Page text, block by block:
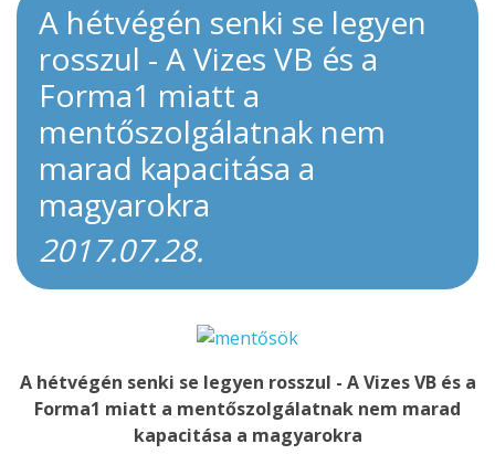
A hétvégén senki se legyen
rosszul - A Vizes VB és a
Forma1 miatt a
mentőszolgálatnak nem
marad kapacitása a
magyarokra
2017.07.28.
A hétvégén senki se legyen rosszul - A Vizes VB és a
Forma1 miatt a mentőszolgálatnak nem marad
kapacitása a magyarokra